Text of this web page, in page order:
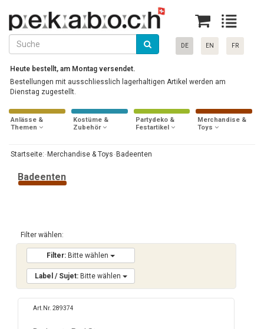
DE EN FR
Heute bestellt, am Montag versendet.
Bestellungen mit ausschliesslich lagerhaltigen Artikel werden am
Dienstag zugestellt.
Anlässe &
Themen
Kostüme &
Zubehör
Partydeko &
Festartikel
Merchandise &
Toys
Startseite: Merchandise & Toys Badeenten
Badeenten
Filter wählen:
Filter: Bitte wählen
Label / Sujet: Bitte wählen
Art.Nr. 289374